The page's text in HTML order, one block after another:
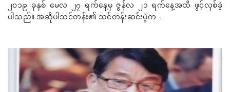
၂၀၁၉ ခုနှစ် မေလ ၂၇ ရက်နေ့မှ ဇွန်လ ၂၁ ရက်နေ့အထိ ဖွင့်လှစ်ခဲ့
ပါသည်။ အဆိုပါသင်တန်း၏ သင်တန်းဆင်းပွဲက...